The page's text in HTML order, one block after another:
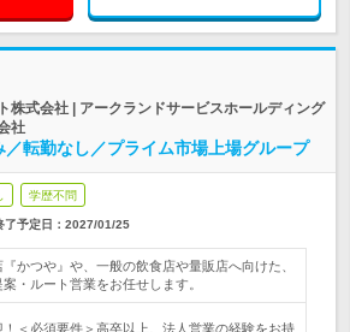
株式会社 | アークランドサービスホールディング
社
／転勤なし／プライム市場上場グループ
学歴不問
了予定日： 2027/01/25
かつや』や、一般の飲食店や量販店へ向けた、
・ルート営業をお任せします。
＜必須要件＞高卒以上、法人営業の経験をお持